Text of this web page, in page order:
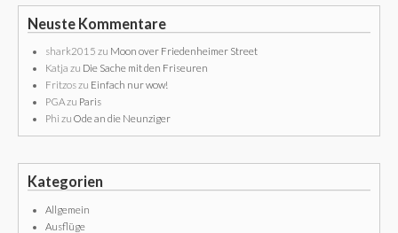
Neuste Kommentare
shark2015 zu Moon over Friedenheimer Street
Katja zu Die Sache mit den Friseuren
Fritzoszu Einfach nur wow!
PGAzu Paris
Phi zu Ode an die Neunziger
Kategorien
Allgemein
Ausflüge